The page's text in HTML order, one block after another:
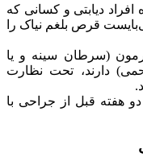
دیابتی و کسانی که
قرص بلغم نیاک را
(سرطان سینه و یا
دارند، تحت نظارت
هفته قبل از جراحی با